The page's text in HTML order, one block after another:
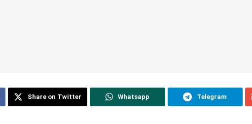
Share on Twitter Whatsapp Telegram